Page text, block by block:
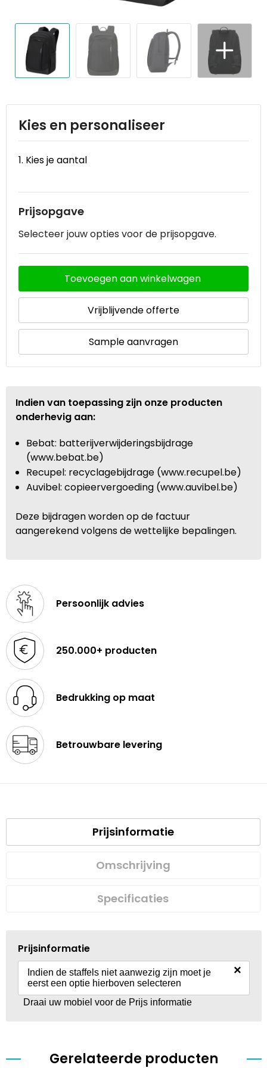
Reistassensets
Rugzakken
Schoudertassen
Tablettassen
Toilettassen
Trolleys
Waterbestendige tassen
Goodiebags
Swiss Peak
Tenson
Urban Vitamin
Waterman
Xoopar
Kies en personaliseer
1. Kies je aantal
Prijsopgave
Selecteer jouw opties voor de prijsopgave.
Toevoegen aan winkelwagen
Vrijblijvende offerte
Sample aanvragen
Indien van toepassing zijn onze producten
onderhevig aan:
Bebat: batterijverwijderingsbijdrage
(www.bebat.be)
Recupel: recyclagebijdrage (www.recupel.be)
Auvibel: copieervergoeding (www.auvibel.be)
Deze bijdragen worden op de factuur
aangerekend volgens de wettelijke bepalingen.
Persoonlijk advies
250.000+ producten
Bedrukking op maat
Betrouwbare levering
Prijsinformatie
Omschrijving
Specificaties
Prijsinformatie
Indien de staffels niet aanwezig zijn moet je
eerst een optie hierboven selecteren
×
Draai uw mobiel voor de Prijs informatie
Gerelateerde producten